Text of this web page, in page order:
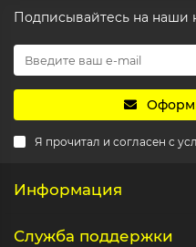
Подписывайтесь на наши
Я прочитал и согласен с
Информация
Служба поддержки